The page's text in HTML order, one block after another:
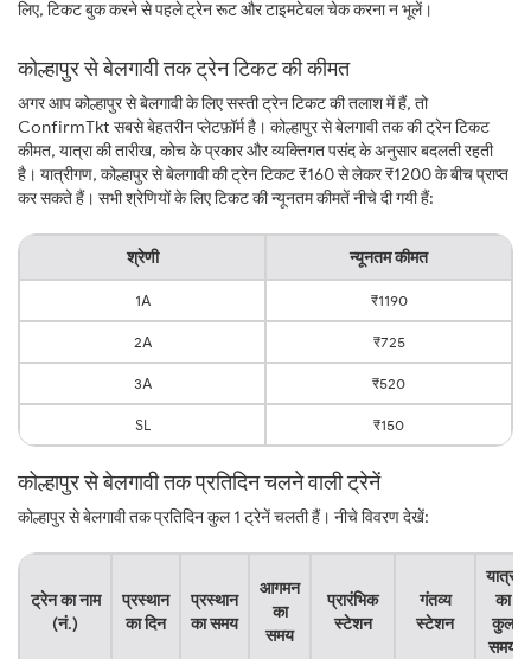
लिए, टिकट बुक करने से पहले ट्रेन रूट और टाइमटेबल चेक करना न भूलें।
कोल्हापुर से बेलगावी तक ट्रेन टिकट की कीमत
अगर आप कोल्हापुर से बेलगावी के लिए सस्ती ट्रेन टिकट की तलाश में हैं, तो
ConfirmTkt सबसे बेहतरीन प्लेटफ़ॉर्म है। कोल्हापुर से बेलगावी तक की ट्रेन टिकट
कीमत, यात्रा की तारीख, कोच के प्रकार और व्यक्तिगत पसंद के अनुसार बदलती रहती
है। यात्रीगण, कोल्हापुर से बेलगावी की ट्रेन टिकट ₹160 से लेकर ₹1200 के बीच प्राप्त
कर सकते हैं। सभी श्रेणियों के लिए टिकट की न्यूनतम कीमतें नीचे दी गयी हैं:
श्रेणी न्यूनतम कीमत
1A ₹1190
2A ₹725
3A ₹520
SL ₹150
कोल्हापुर से बेलगावी तक प्रतिदिन चलने वाली ट्रेनें
कोल्हापुर से बेलगावी तक प्रतिदिन कुल 1 ट्रेनें चलती हैं। नीचे विवरण देखें:
ट्रेन का नाम
(नं.)
प्रस्थान
का दिन
प्रस्थान
का समय
आगमन
का
समय
प्रारंभिक
स्टेशन
गंतव्य
स्टेशन
यात्रा
का
कुल
समय